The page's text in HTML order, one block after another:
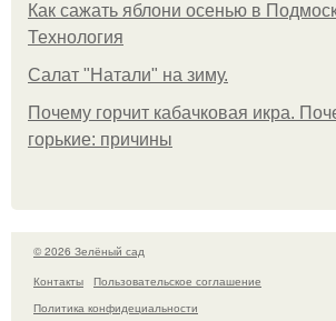
Как сажать яблони осенью в
Технология
Caлaт "Нaтaли" нa зиму.
Почему горчит кабачковая икра.
горькие: причины
© 2026 Зелёный сад
Контакты
Пользовательское соглашение
Политика конфидециальности